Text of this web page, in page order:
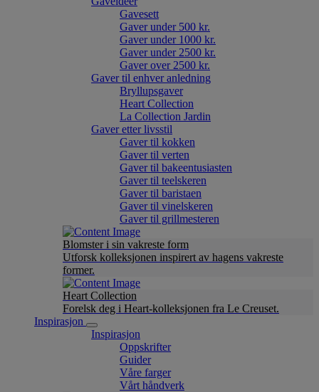
Gavesett
Gaver under 500 kr.
Gaver under 1000 kr.
Gaver under 2500 kr.
Gaver over 2500 kr.
Gaver til enhver anledning
Bryllupsgaver
Heart Collection
La Collection Jardin
Gaver etter livsstil
Gaver til kokken
Gaver til verten
Gaver til bakeentusiasten
Gaver til teelskeren
Gaver til baristaen
Gaver til vinelskeren
Gaver til grillmesteren
Blomster i sin vakreste form
Utforsk kolleksjonen inspirert av hagens vakreste
former.
Heart Collection
Forelsk deg i Heart-kolleksjonen fra Le Creuset.
Inspirasjon
Inspirasjon
Oppskrifter
Guider
Våre farger
Vårt håndverk